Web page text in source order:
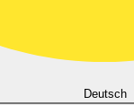
Deutsch